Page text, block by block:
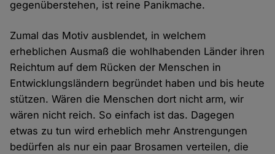
gegenüberstehen, ist reine Panikmache.
Zumal das Motiv ausblendet, in welchem
erheblichen Ausmaß die wohlhabenden Länder ihren
Reichtum auf dem Rücken der Menschen in
Entwicklungsländern begründet haben und bis heute
stützen. Wären die Menschen dort nicht arm, wir
wären nicht reich. So einfach ist das. Dagegen
etwas zu tun wird erheblich mehr Anstrengungen
bedürfen als nur ein paar Brosamen verteilen, die